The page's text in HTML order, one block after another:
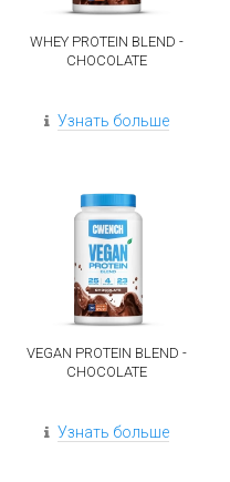
WHEY PROTEIN BLEND -
CHOCOLATE
Узнать больше
VEGAN PROTEIN BLEND -
CHOCOLATE
Узнать больше